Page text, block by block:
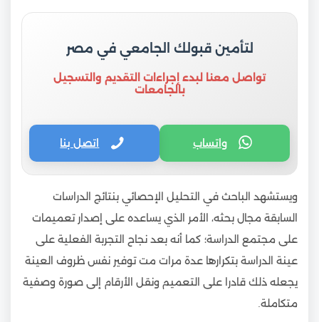
لتأمين قبولك الجامعي في مصر
تواصل معنا لبدء إجراءات التقديم والتسجيل
بالجامعات
واتساب اتصل بنا
ويستشهد الباحث في التحليل الإحصائي بنتائج الدراسات
السابقة مجال بحثه، الأمر الذي يساعده على إصدار تعميمات
على مجتمع الدراسة؛ كما أنه بعد نجاح التجربة الفعلية على
عينة الدراسة بتكرارها عدة مرات مت توفير نفس ظروف العينة
يجعله ذلك قادرا على التعميم ونقل الأرقام إلى صورة وصفية
متكاملة.